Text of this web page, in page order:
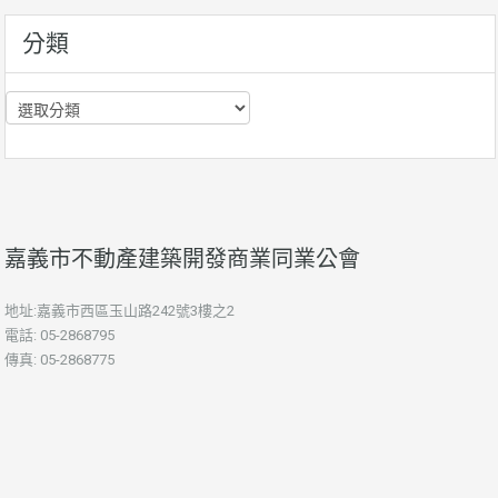
分類
分
類
嘉義市不動產建築開發商業同業公會
地址:嘉義市西區玉山路242號3樓之2
電話: 05-2868795
傳真: 05-2868775